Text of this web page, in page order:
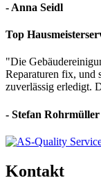
- Anna Seidl
Top
"Die
Reparaturen fix, und
zuverlässig erledigt.
- Stefan Rohrmüller
Kontakt